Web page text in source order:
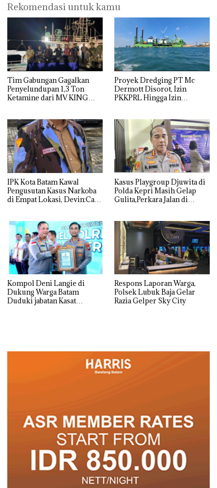
Rekomendasi untuk kamu
Tim Gabungan Gagalkan
Penyelundupan 1,3 Ton
Ketamine dari MV KING
Proyek Dredging PT Mc
Dermott Disorot, Izin
PKKPRL Hingga Izin
IPK Kota Batam Kawal
Pengusutan Kasus Narkoba
di Empat Lokasi, Devin:Cari
Kasus Playgroup Djuwita di
Polda Kepri Masih Gelap
Gulita,Perkara Jalan di
Kompol Deni Langie di
Dukung Warga Batam
Duduki jabatan Kasat
Respons Laporan Warga,
Polsek Lubuk Baja Gelar
Razia Gelper Sky City